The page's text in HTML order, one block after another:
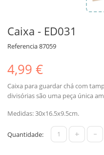
Caixa - ED031
Referencia87059
4,99 €
Caixa para guardar chá com
divisórias são uma peça única
Medidas: 30x16.5x9.5cm.
Quantidade: + -